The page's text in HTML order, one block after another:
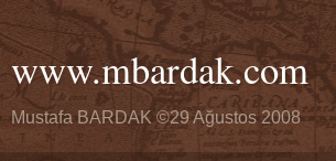
www.mbardak.com
Mustafa BARDAK ©29 Ağustos 2008